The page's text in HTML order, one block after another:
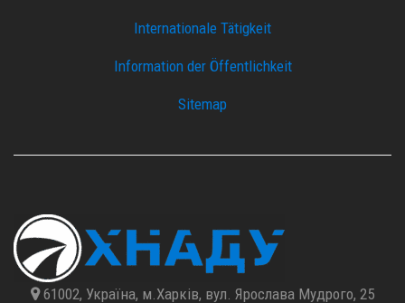
Internationale Tätigkeit
Information der Öffentlichkeit
Sitemap
61002, Україна, м.Харків, вул. Ярослава Мудрого, 25